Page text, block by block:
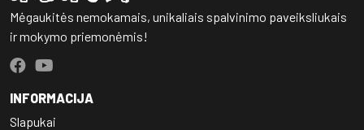
Mėgaukitės nemokamais, unikaliais spalvinimo paveiksliukais
ir mokymo priemonėmis!
INFORMACIJA
Slapukai